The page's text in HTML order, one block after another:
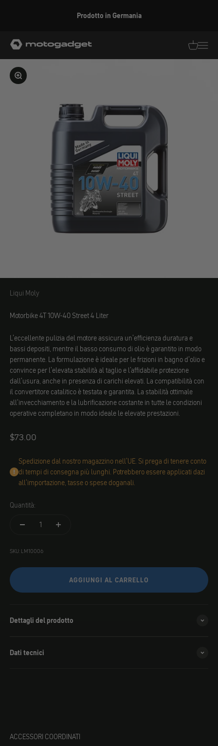
Prodotto in Germania
motogadget GmbH
Ingrandire l'immagine
Liqui Moly
Liqui Moly
Motorbike 4T 10W-40 Street 4 Liter
L'eccellente pulizia del motore assicura un'efficienza duratura e
bassi depositi, mentre il basso consumo di olio è garantito in modo
permanente. La formulazione è ideale per le frizioni in bagno d'olio e
convince per l'elevata stabilità al taglio e l'affidabile protezione
dall'usura, anche in presenza di carichi elevati. La compatibilità con
il convertitore catalitico è testata e garantita. La stabilità ottimale
all'invecchiamento e la lubrificazione costante in tutte le condizioni
operative completano in modo ideale le elevate prestazioni.
Angebot
$73.00
Spedizione dal nostro magazzino nell'UE. Si prega di tenere conto
di tempi di consegna più lunghi. Potrebbero essere applicati dazi
all'importazione, tasse o spese doganali.
Quantità:
SKU: LM10006
AGGIUNGI AL CARRELLO
Dettagli del prodotto
Dati tecnici
ACCESSORI COORDINATI